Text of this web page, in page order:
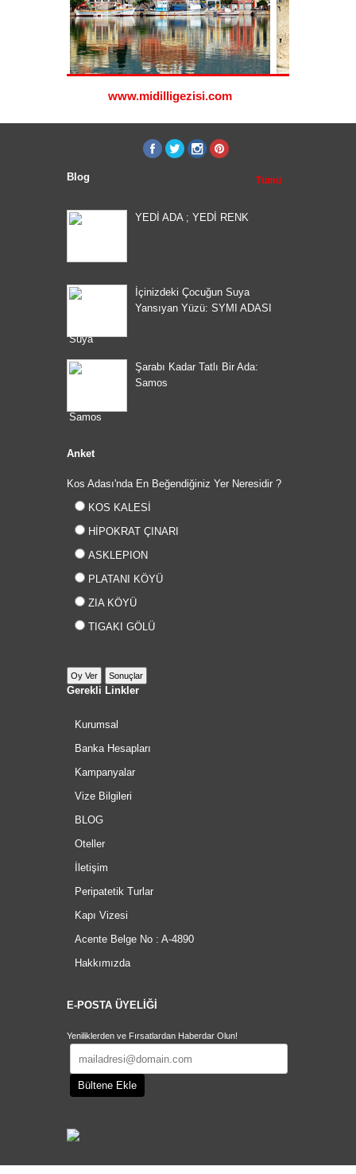
www.midilligezisi.com
Blog Tümü
YEDİ ADA ; YEDİ RENK
İçinizdeki Çocuğun Suya
Yansıyan Yüzü: SYMI ADASI
Şarabı Kadar Tatlı Bir Ada:
Samos
Anket
Kos Adası'nda En Beğendiğiniz Yer Neresidir ?
KOS KALESİ
HİPOKRAT ÇINARI
ASKLEPION
PLATANI KÖYÜ
ZIA KÖYÜ
TIGAKI GÖLÜ
Gerekli Linkler
Kurumsal
Banka Hesapları
Kampanyalar
Vize Bilgileri
BLOG
Oteller
İletişim
Peripatetik Turlar
Kapı Vizesi
Acente Belge No : A-4890
Hakkımızda
E-POSTA ÜYELİĞİ
Yeniliklerden ve Fırsatlardan Haberdar Olun!